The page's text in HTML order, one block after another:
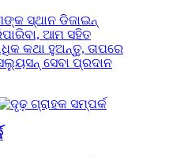
ସ୍ଥାନ ଡିଜାଇନ୍
ଆମ ସହିତ
କଥା ହୁଅନ୍ତୁ, ତାପରେ
ସେବା ପ୍ରଦାନ